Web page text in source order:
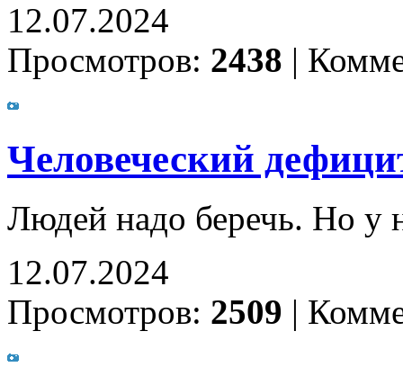
12.07.2024
Просмотров: 2438 |
Человеческий
Людей надо беречь. Но у
12.07.2024
Просмотров: 2509 |